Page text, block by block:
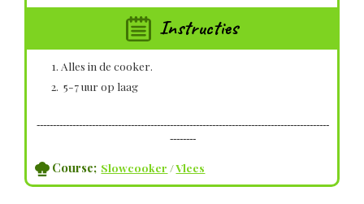
Instructies
Alles in de cooker.
5-7 uur op laag
------------------------------------------------------------------------------------------
--------
Course; Slowcooker /Vlees